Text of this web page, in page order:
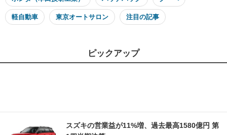
軽自動車 東京オートサロン 注目の記事
ピックアップ
スズキの営業益が11%増、過去最高1580億円 第